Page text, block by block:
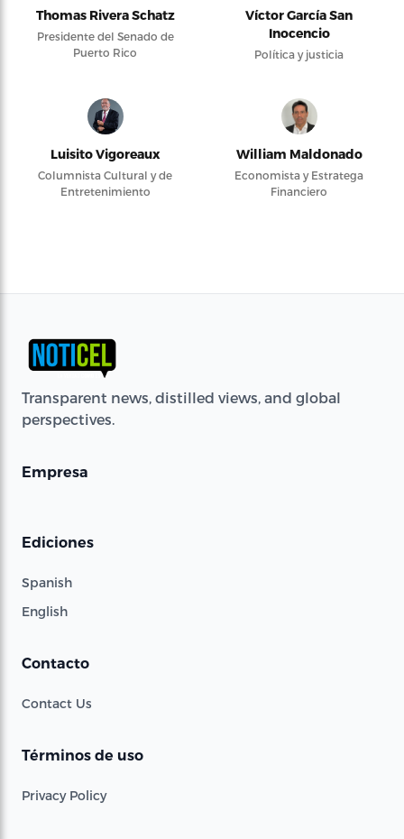
Thomas Rivera Schatz
Presidente del Senado de
Puerto Rico
Víctor García San
Inocencio
Política y justicia
Luisito Vigoreaux
Columnista Cultural y de
Entretenimiento
William Maldonado
Economista y Estratega
Financiero
Transparent news, distilled views, and global
perspectives.
Empresa
Ediciones
Spanish
English
Contacto
Contact Us
Términos de uso
Privacy Policy